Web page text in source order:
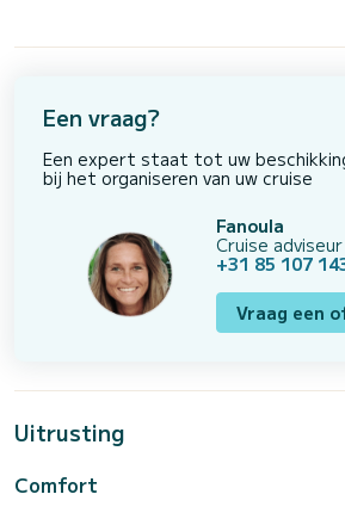
Een vraag?
Een expert staat tot uw
bij het organiseren van uw cruise
Fanoula
Cruise adviseur
+31 85 107
Vraag een
Uitrusting
Comfort